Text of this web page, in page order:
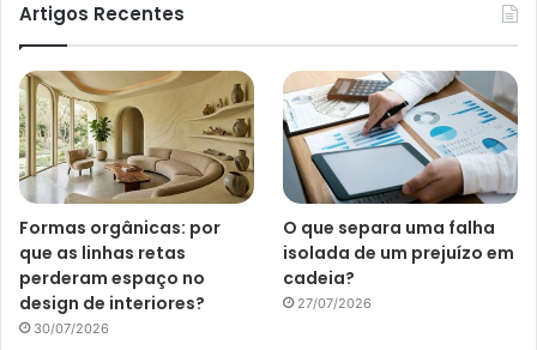
Artigos Recentes
Formas orgânicas: por
que as linhas retas
perderam espaço no
design de interiores?
30/07/2026
O que separa uma falha
isolada de um prejuízo em
cadeia?
27/07/2026